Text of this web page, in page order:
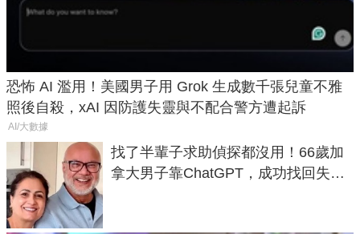
恐怖 AI 濫用！美國男子用 Grok 生成數千張兒童不雅
照後自殺，xAI 因防護失靈與不配合警方遭起訴
AI/大數據
找了半輩子求助偵探都沒用！66歲加
拿大男子靠ChatGPT，成功找回失散